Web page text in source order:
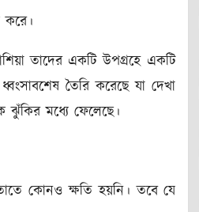
করে।
তাদের একটি উপগ্রহে একটি
তৈরি করেছে যা দেখা
ঝুঁকির মধ্যে ফেলেছে।
তাতে কোনও ক্ষতি হয়নি। তবে যে